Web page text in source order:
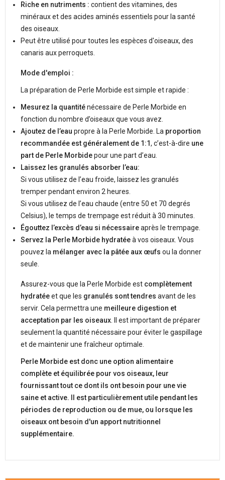
Riche en nutriments : contient des vitamines, des
minéraux et des acides aminés essentiels pour la santé
des oiseaux.
Peut être utilisé pour toutes les espèces d'oiseaux, des
canaris aux perroquets.
Mode d'emploi :
La préparation de Perle Morbide est simple et rapide :
Mesurez la quantiténécessaire de Perle Morbide en
fonction du nombre d’oiseaux que vous avez.
Ajoutez de l’eau propre à la Perle Morbide. La proportion
recommandée est généralement de 1:1, c’est-à-dire une
part de Perle Morbidepour une part d’eau.
Laissez les granulés absorber l’eau:
Si vous utilisez de l’eau froide, laissez les granulés
tremper pendant environ 2 heures.
Si vous utilisez de l’eau chaude (entre 50 et 70 degrés
Celsius), le temps de trempage est réduit à 30 minutes.
Égouttez l’excès d’eau si nécessaireaprès le trempage.
Servez la Perle Morbide hydratéeà vos oiseaux. Vous
pouvez la mélanger avec la pâtée aux œufs ou la donner
seule.
Assurez-vous que la Perle Morbide est complètement
hydratéeet que les granulés sont tendres avant de les
servir. Cela permettra une meilleure digestion et
acceptation par les oiseaux. Il est important de préparer
seulement la quantité nécessaire pour éviter le gaspillage
et de maintenir une fraîcheur optimale.
Perle Morbide est donc une option alimentaire
complète et équilibrée pour vos oiseaux, leur
fournissant tout ce dont ils ont besoin pour une vie
saine et active. Il est particulièrement utile pendant les
périodes de reproduction ou de mue, ou lorsque les
oiseaux ont besoin d'un apport nutritionnel
supplémentaire.